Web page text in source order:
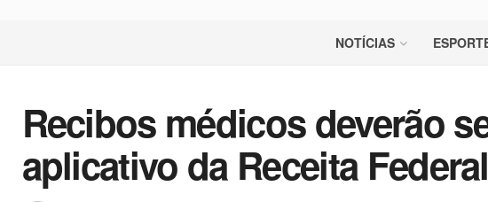
NOTÍCIAS
Recibos médicos deverão
aplicativo da Receita